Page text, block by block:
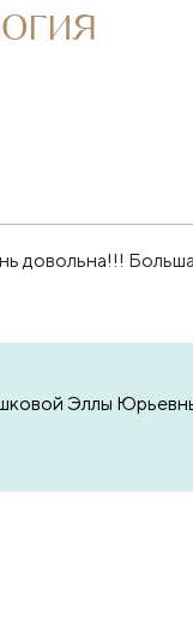
довольна!!!
Эллы